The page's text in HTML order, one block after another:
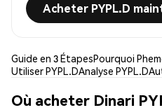
Acheter PYPL.D
Guide en 3 ÉtapesPourquoi
Utiliser PYPL.DAnalyse PYPL.D
Où acheter Dinari